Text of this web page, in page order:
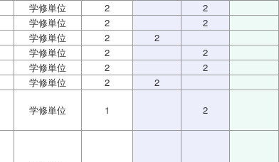
学修単位 2
2
学修単位 2
2
学修単位 2
2
学修単位 2
2
学修単位 2
2
学修単位 2 2
学修単位 1 2